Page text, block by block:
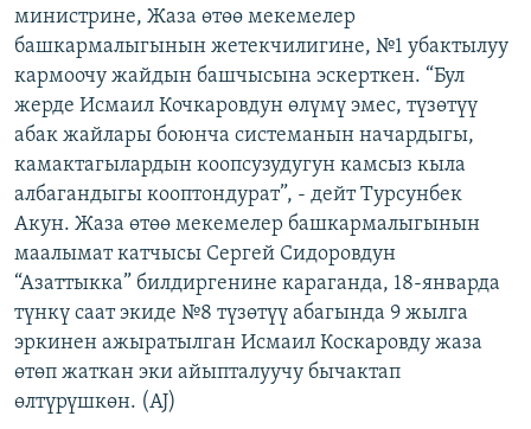
министрине, Жаза өтөө мекемелер
башкармалыгынын жетекчилигине, №1 убактылуу
кармоочу жайдын башчысына эскерткен. “Бул
жерде Исмаил Кочкаровдун өлүмү эмес, түзөтүү
абак жайлары боюнча системанын начардыгы,
камактагылардын коопсузудугун камсыз кыла
албагандыгы кооптондурат”, - дейт Турсунбек
Акун. Жаза өтөө мекемелер башкармалыгынын
маалымат катчысы Сергей Сидоровдун
“Азаттыкка” билдиргенине караганда, 18-январда
түнкү саат экиде №8 түзөтүү абагында 9 жылга
эркинен ажыратылган Исмаил Коскаровду жаза
өтөп жаткан эки айыпталуучу бычактап
өлтүрүшкөн. (AJ)